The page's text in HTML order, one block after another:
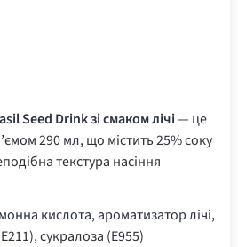
Seed Drink зі смаком лічі— це
290 мл, що містить 25% соку
текстура насіння
кислота, ароматизатор лічі,
сукралоза (E955)